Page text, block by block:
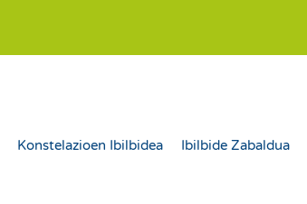
Konstelazioen Ibilbidea Ibilbide Zabaldua